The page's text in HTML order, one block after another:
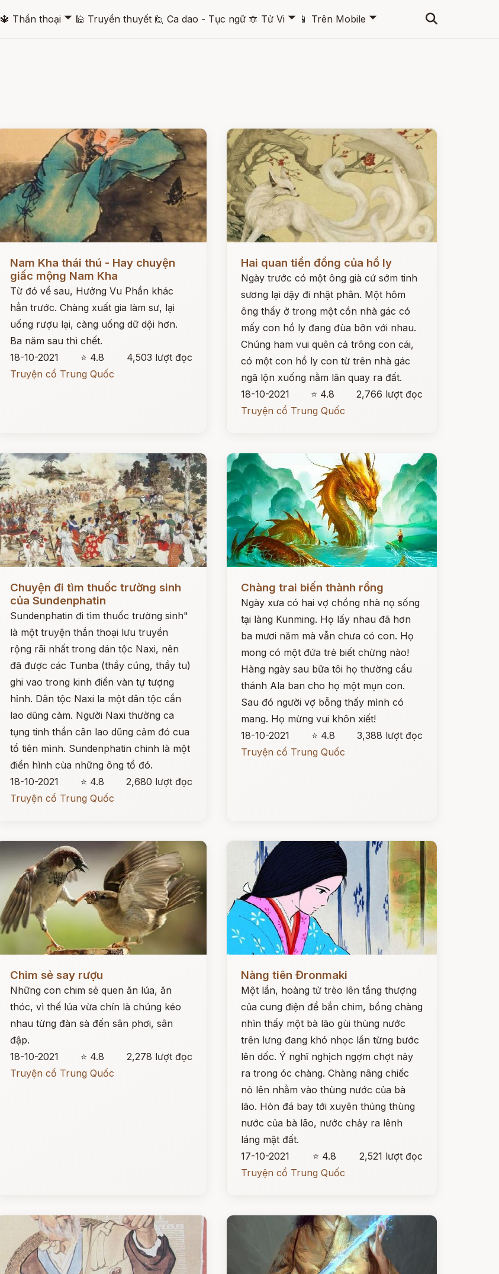
🔱 Thần thoại 🞃 🕌 Truyền thuyết 🙋 Ca dao - Tục ngữ 🔯 Tử Vi 🞃 📱 Trên Mobile 🞃
Nam Kha thái thú - Hay chuyện
giấc mộng Nam Kha
Từ đó về sau, Hưởng Vu Phần khác
hẳn trước. Chàng xuất gia làm sư, lại
uống rượu lại, càng uống dữ dội hơn.
Ba năm sau thì chết.
18-10-2021
⭐ 4.8
4,503 lượt đọc
Truyện cổ Trung Quốc
Hai quan tiền đồng của hồ ly
Ngày trước có một ông già cứ sớm tinh
sương lại dậy đi nhặt phân. Một hôm
ông thấy ở trong một cồn nhà gác có
mấy con hồ ly đang đùa bỡn với nhau.
Chúng ham vui quên cả trông con cái,
có một con hồ ly con từ trên nhà gác
ngã lộn xuống nằm lăn quay ra đất.
18-10-2021
⭐ 4.8
2,766 lượt đọc
Truyện cổ Trung Quốc
Chuyện đi tìm thuốc trường sinh
của Sundenphatin
Sundenphatin đi tìm thuốc trường sinh"
là một truyện thắn thoại lưu truyền
rộng rãi nhất trong dán tộc Naxi, nên
đã được các Tunba (thầy cúng, thầy tu)
ghi vao trong kinh điển vàn tự tượng
hỉnh. Dân tộc Naxi la một dân tộc cắn
lao dũng càm. Người Naxi thường ca
tụng tinh thần cân lao dũng cảm đó cua
tổ tiên mình. Sundenphatin chinh là một
điển hình cùa những ông tổ đó.
18-10-2021
⭐ 4.8
2,680 lượt đọc
Truyện cổ Trung Quốc
Chàng trai biến thành rồng
Ngày xưa có hai vợ chồng nhà nọ sống
tại làng Kunming. Họ lấy nhau đã hơn
ba mươi năm mà vẫn chưa có con. Họ
mong có một đứa trẻ biết chừng nào!
Hàng ngày sau bữa tôi họ thường cẩu
thánh Ala ban cho họ một mụn con.
Sau đó người vợ bỗng thấy mình có
mang. Họ mừng vui khôn xiết!
18-10-2021
⭐ 4.8
3,388 lượt đọc
Truyện cổ Trung Quốc
Chim sẻ say rượu
Những con chim sẻ quen ăn lúa, ăn
thóc, vì thế lúa vừa chín là chúng kéo
nhau từng đàn sà đến sân phơi, sân
đập.
18-10-2021
⭐ 4.8
2,278 lượt đọc
Truyện cổ Trung Quốc
Nàng tiên Đronmaki
Một lần, hoàng tử trèo lên tầng thượng
của cung điện để bắn chim, bồng chàng
nhìn thấy một bà lão gùi thùng nước
trên lưng đang khó nhọc lần từng bước
lên dốc. Ý nghĩ nghịch ngợm chợt nảy
ra trong óc chàng. Chàng nâng chiếc
nỏ lên nhằm vào thùng nước của bà
lão. Hòn đá bay tới xuyên thủng thùng
nước của bà lão, nước chảy ra lênh
láng mặt đất.
17-10-2021
⭐ 4.8
2,521 lượt đọc
Truyện cổ Trung Quốc